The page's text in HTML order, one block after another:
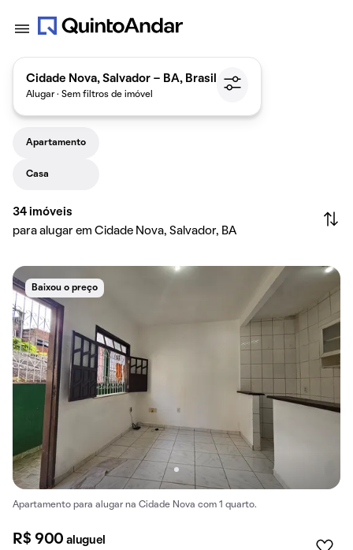
Cidade Nova, Salvador - BA, Brasil
Alugar · Sem filtros de imóvel
Apartamento
Casa
34 imóveis
para alugar em Cidade Nova, Salvador, BA
Baixou o preço
Apartamento para alugar na Cidade Nova com 1 quarto.
R$ 900aluguel